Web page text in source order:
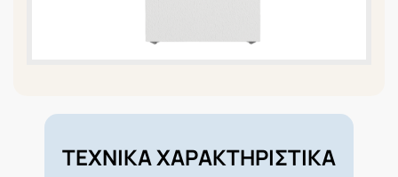
ΤΕΧΝΙΚΑ ΧΑΡΑΚΤΗΡΙΣΤΙΚΑ